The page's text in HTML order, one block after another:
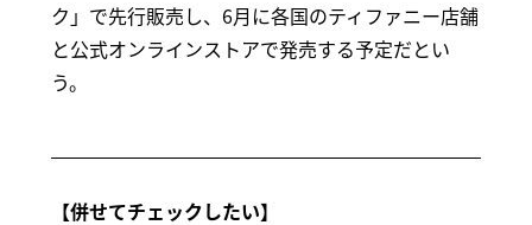
ク」で先行販売し、6月に各国のティファニー店舗
と公式オンラインストアで発売する予定だとい
う。
【併せてチェックしたい】